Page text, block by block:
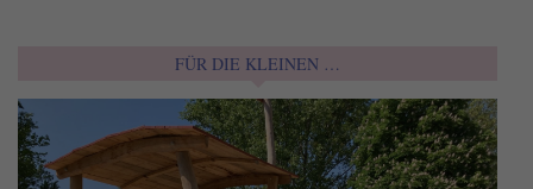
FÜR DIE KLEINEN …